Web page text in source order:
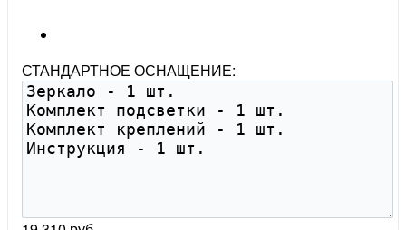
СТАНДАРТНОЕ ОСНАЩЕНИЕ: